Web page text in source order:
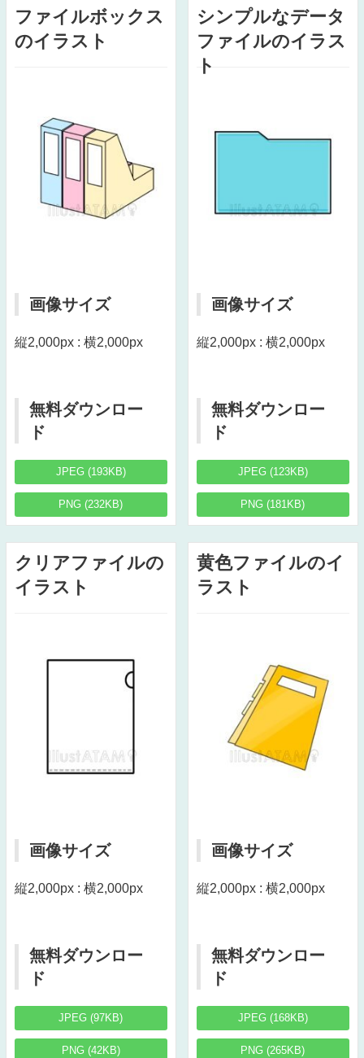
ファイルボックス
のイラスト
画像サイズ
縦2,000px : 横2,000px
無料ダウンロー
ド
JPEG (193KB)
PNG (232KB)
シンプルなデータ
ファイルのイラス
ト
画像サイズ
縦2,000px : 横2,000px
無料ダウンロー
ド
JPEG (123KB)
PNG (181KB)
クリアファイルの
イラスト
画像サイズ
縦2,000px : 横2,000px
無料ダウンロー
ド
JPEG (97KB)
PNG (42KB)
黄色ファイルのイ
ラスト
画像サイズ
縦2,000px : 横2,000px
無料ダウンロー
ド
JPEG (168KB)
PNG (265KB)